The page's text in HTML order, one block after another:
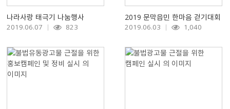
나라사랑 태극기 나눔행사
2019.06.07 823
2019 문막읍민 한마음 걷기대회
2019.06.03 1,040